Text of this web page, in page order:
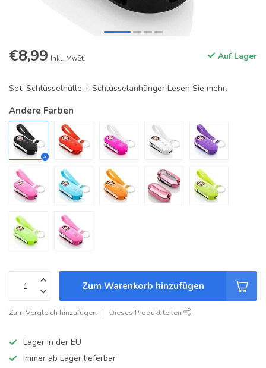
€8,99 Inkl. MwSt. Auf Lager
Set: Schlüsselhülle + Schlüsselanhänger Lesen Sie mehr.
Andere Farben
Zum Warenkorb hinzufügen
Zum Vergleich hinzufügen Dieses Produkt teilen
Lager in der EU
Immer ab Lager lieferbar